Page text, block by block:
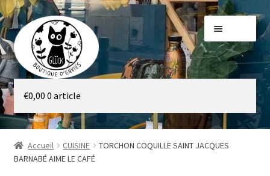
Aller
à
la
navigation
Aller
au
contenu
Galerie
Boutique
€0,00 0 article
Accueil CUISINE
TORCHON COQUILLE SAINT JACQUES
BARNABÉ AIME LE CAFÉ